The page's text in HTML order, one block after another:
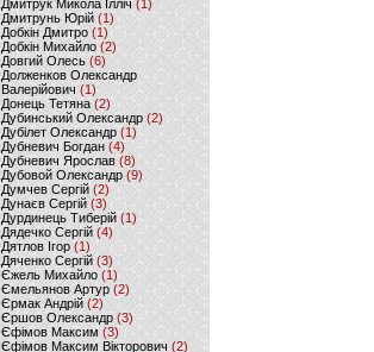
Дмитрук Микола Ілліч (1)
Дмитрунь Юрій (1)
Добкін Дмитро(1)
Добкін Михайло (2)
Довгий Олесь (6)
Долженков Олександр
Валерійович (1)
Донець Тетяна (2)
Дубинський Олександр(2)
Дубілет Олександр (1)
Дубневич Богдан (4)
Дубневич Ярослав (8)
Дубовой Олександр(9)
Думчев Сергій (2)
Дунаєв Сергій(3)
Дурдинець Тиберій (1)
Дядечко Сергій (4)
Дятлов Ігор (1)
Дяченко Сергій (3)
Єжель Михайло (1)
Ємельянов Артур (2)
Єрмак Андрій (2)
Єршов Олександр (3)
Єфімов Максим (3)
Єфімов Максим Вікторович (2)